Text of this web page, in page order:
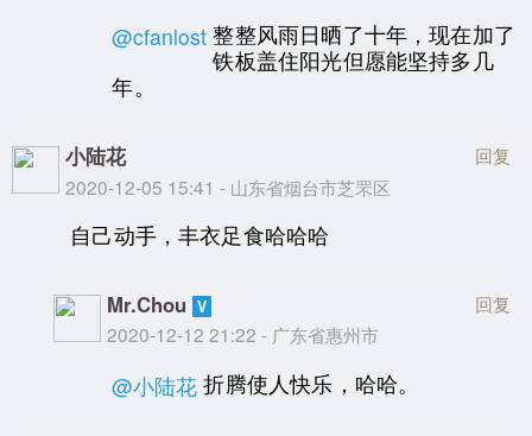
@cfanlost 整整风雨日晒了十年，现在加了
铁板盖住阳光但愿能坚持多几
年。
小陆花
2020-12-05 15:41 - 山东省烟台市芝罘区
回复
自己动手，丰衣足食哈哈哈
Mr.Chou
2020-12-12 21:22 - 广东省惠州市
回复
@小陆花 折腾使人快乐，哈哈。